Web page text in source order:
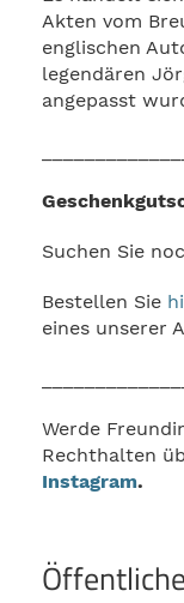
Akten vom
englischen
legendären
angepasst
Suchen Sie
Bestellen Sie
eines unserer
Werde
Rechthalten
Instagram.